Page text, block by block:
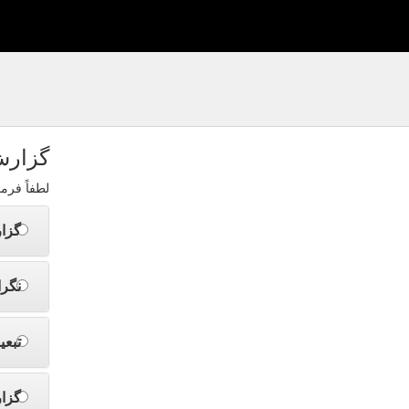
لطفاً